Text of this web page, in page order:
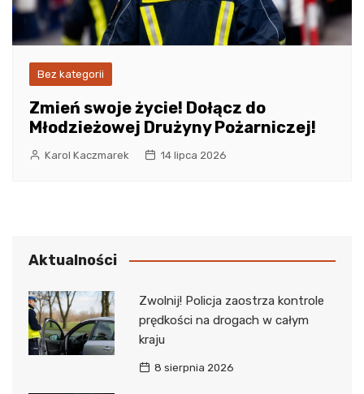
Bez kategorii
Zmień swoje życie! Dołącz do
Młodzieżowej Drużyny Pożarniczej!
Karol Kaczmarek 14 lipca 2026
Aktualności
Zwolnij! Policja zaostrza kontrole
prędkości na drogach w całym
kraju
8 sierpnia 2026